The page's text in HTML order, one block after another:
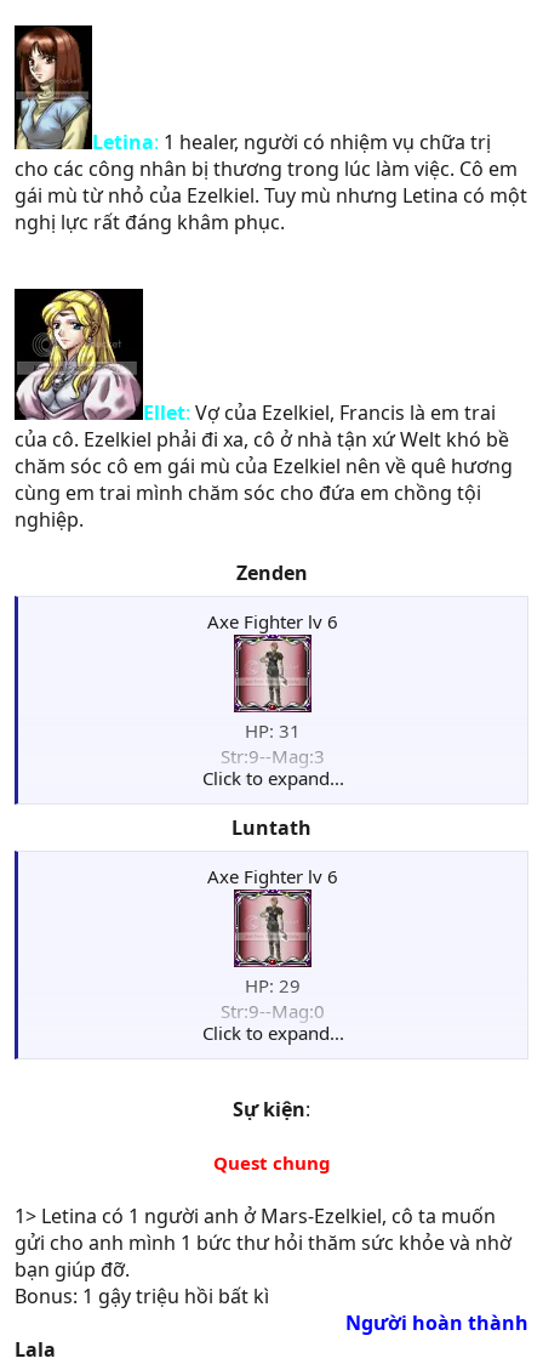
Letina: 1 healer, người có nhiệm vụ chữa trị
cho các công nhân bị thương trong lúc làm việc. Cô em
gái mù từ nhỏ của Ezelkiel. Tuy mù nhưng Letina có một
nghị lực rất đáng khâm phục.
Ellet: Vợ của Ezelkiel, Francis là em trai
của cô. Ezelkiel phải đi xa, cô ở nhà tận xứ Welt khó bề
chăm sóc cô em gái mù của Ezelkiel nên về quê hương
cùng em trai mình chăm sóc cho đứa em chồng tội
nghiệp.
Zenden
Axe Fighter lv 6
HP: 31
Str:9--Mag:3
Skl:6--Luk:0
Agi:5--Weapon: Hand Axe
Def:5--Move: 5
Click to expand...
Luntath
Axe Fighter lv 6
HP: 29
Str:9--Mag:0
Skl:6--Luk:0
Agi:6--Weapon: Iron Axe
Click to expand...
Sự kiện:
Quest chung
1> Letina có 1 người anh ở Mars-Ezelkiel, cô ta muốn
gửi cho anh mình 1 bức thư hỏi thăm sức khỏe và nhờ
bạn giúp đỡ.
Bonus: 1 gậy triệu hồi bất kì
Người hoàn thành
Lala